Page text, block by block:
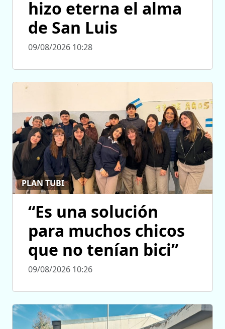
hizo eterna el alma
de San Luis
09/08/2026 10:28
PLAN TUBI
“Es una solución
para muchos chicos
que no tenían bici”
09/08/2026 10:26